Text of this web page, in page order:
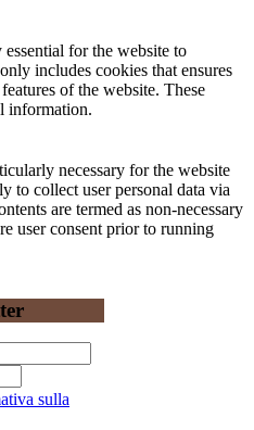
for the website to
includes cookies that ensures
of the website. These
information.
necessary for the website
to collect user personal data via
are termed as non-necessary
user consent prior to running
sulla